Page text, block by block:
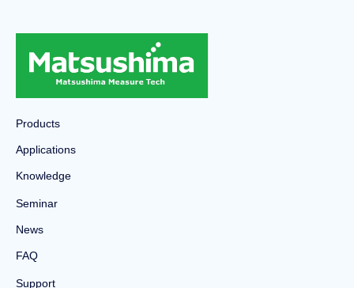
Products
Applications
Knowledge
Seminar
News
FAQ
Support